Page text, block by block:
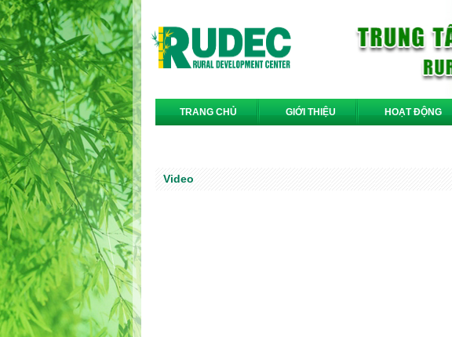
TRANG CHỦ GIỚI THIỆU HOẠT ĐỘNG
Video